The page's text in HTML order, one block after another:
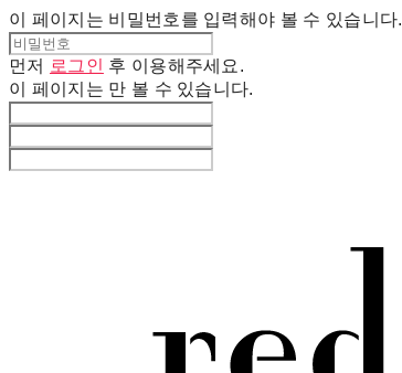
이 페이지는 비밀번호를 입력해야 볼 수 있습니다.
먼저 로그인 후 이용해주세요.
이 페이지는 만 볼 수 있습니다.